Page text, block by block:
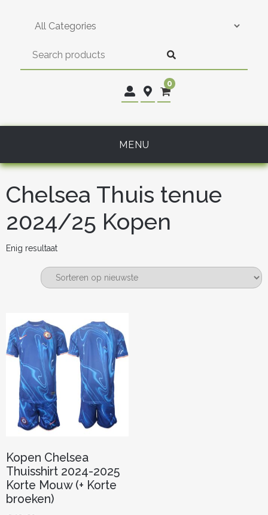
0
MENU
Chelsea Thuis tenue
2024/25 Kopen
Enig resultaat
Kopen Chelsea
Thuisshirt 2024-2025
Korte Mouw (+ Korte
broeken)